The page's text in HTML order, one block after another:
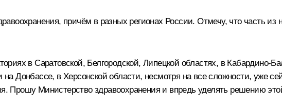
причём в разных регионах России. Отмечу, что часть из
в Саратовской, Белгородской, Липецкой областях, в Кабардино-
на Донбассе, в Херсонской области, несмотря на все сложности, уже
Прошу Министерство здравоохранения и впредь уделять решению